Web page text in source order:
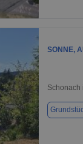
1 / 2
SONNE,
Schonach